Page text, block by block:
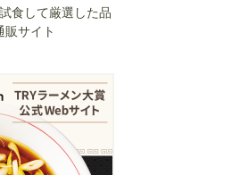
食して厳選した品
販サイト